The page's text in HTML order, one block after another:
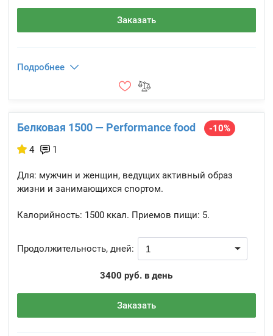
Заказать
Подробнее
Белковая 1500 — Performance food
-10%
4
1
Для: мужчин и женщин, ведущих активный образ
жизни и занимающихся спортом.
Калорийность: 1500 ккал. Приемов пищи: 5.
Продолжительность, дней:
3400 руб. в день
Заказать